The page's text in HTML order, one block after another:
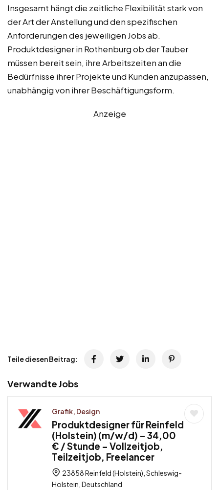
Insgesamt hängt die zeitliche Flexibilität stark von
der Art der Anstellung und den spezifischen
Anforderungen des jeweiligen Jobs ab.
Produktdesigner in Rothenburg ob der Tauber
müssen bereit sein, ihre Arbeitszeiten an die
Bedürfnisse ihrer Projekte und Kunden anzupassen,
unabhängig von ihrer Beschäftigungsform.
Anzeige
Teile diesen Beitrag:
Verwandte Jobs
Grafik, Design
Produktdesigner für Reinfeld
(Holstein) (m/w/d) – 34,00
€ / Stunde – Vollzeitjob,
Teilzeitjob, Freelancer
23858 Reinfeld (Holstein), Schleswig-
Holstein, Deutschland